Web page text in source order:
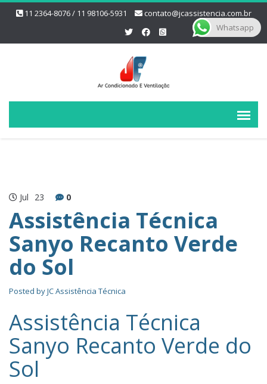
11 2364-8076 / 11 98106-5931 contato@jcassistencia.com.br
Jul 23 0
Assistência Técnica
Sanyo Recanto Verde
do Sol
Posted byJC Assistência Técnica
Assistência Técnica
Sanyo Recanto Verde do
Sol
Whatsapp